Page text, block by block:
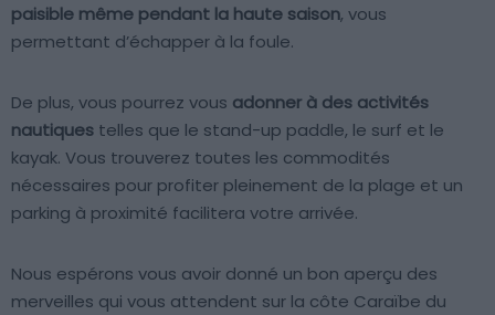
paisible même pendant la haute saison, vous
permettant d’échapper à la foule.
De plus, vous pourrez vous adonner à des activités
nautiques telles que le stand-up paddle, le surf et le
kayak. Vous trouverez toutes les commodités
nécessaires pour profiter pleinement de la plage et un
parking à proximité facilitera votre arrivée.
Nous espérons vous avoir donné un bon aperçu des
merveilles qui vous attendent sur la côte Caraïbe du